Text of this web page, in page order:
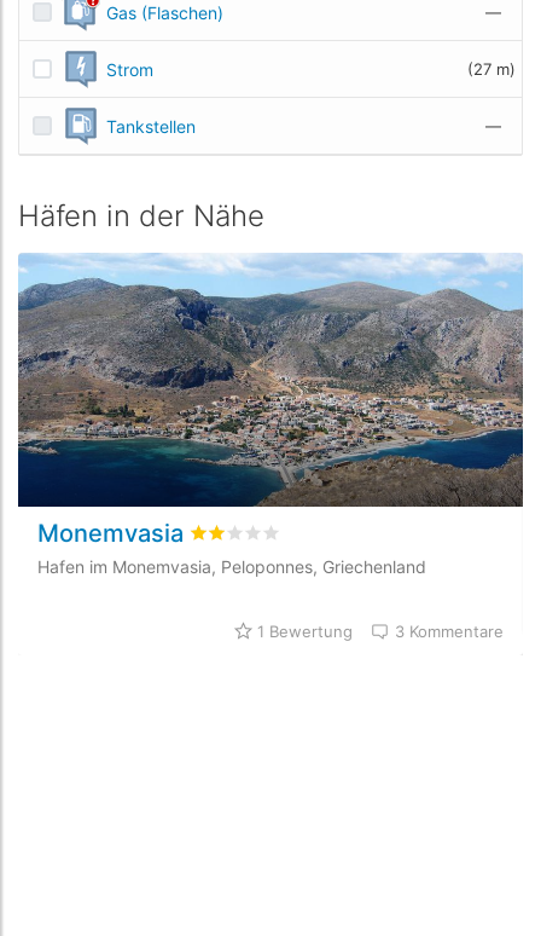
Gas (Flaschen) —
Strom (27 m)
Tankstellen —
Häfen in der Nähe
Monemvasia bewertet1.9
Hafen im Monemvasia, Peloponnes, Griechenland
1 Bewertung 3 Kommentare